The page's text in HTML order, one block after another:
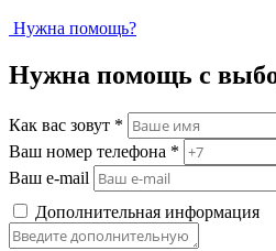
Нужна помощь?
Нужна помощь с
Как вас зовут *
Ваш номер телефона *
Ваш e-mail
Дополнительная информация